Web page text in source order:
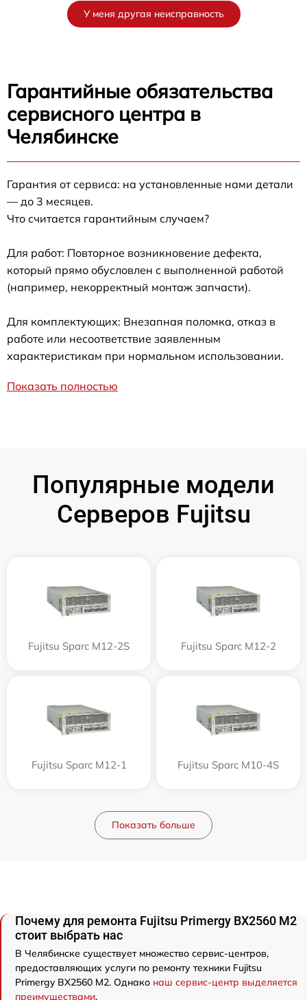
У меня другая неисправность
Гарантийные обязательства
сервисного центра в
Челябинске
Гарантия от сервиса: на установленные нами детали
— до 3 месяцев.
Что считается гарантийным случаем?
Для работ: Повторное возникновение дефекта,
который прямо обусловлен с выполненной работой
(например, некорректный монтаж запчасти).
Для комплектующих: Внезапная поломка, отказ в
работе или несоответствие заявленным
характеристикам при нормальном использовании.
Показать полностью
Популярные модели
Серверов Fujitsu
Fujitsu Sparc M12-2S Fujitsu Sparc M12-2
Fujitsu Sparc M12-1 Fujitsu Sparc M10-4S
Показать больше
Почему для ремонта Fujitsu Primergy BX2560 M2
стоит выбрать нас
В Челябинске существует множество сервис-центров,
предоставляющих услуги по ремонту техники Fujitsu
Primergy BX2560 M2. Однако наш сервис-центр выделяется
преимуществами.